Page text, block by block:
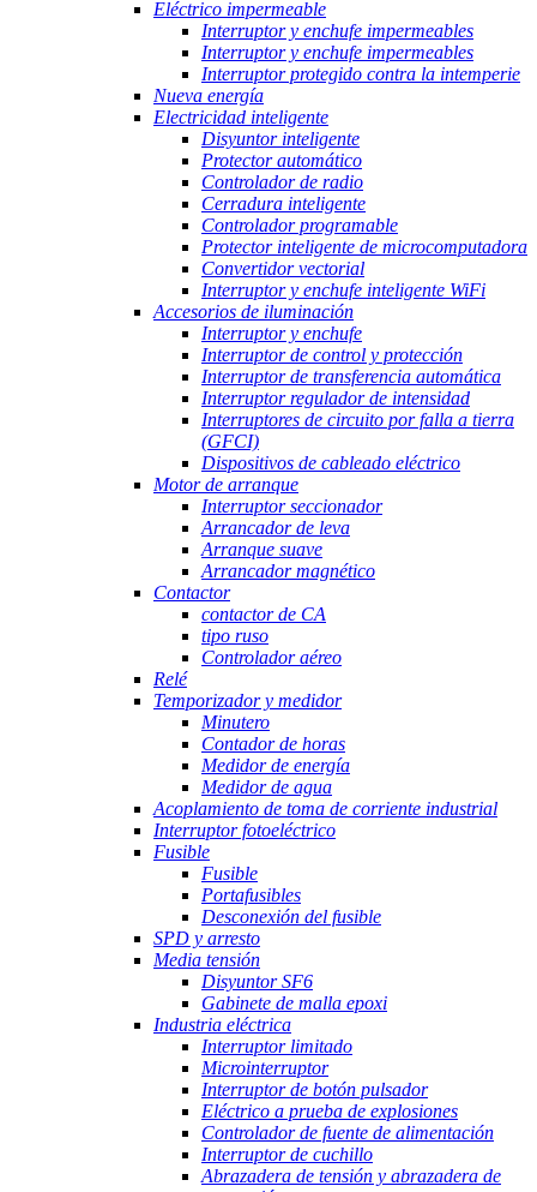
Eléctrico impermeable
Interruptor y enchufe impermeables
Interruptor y enchufe impermeables
Interruptor protegido contra la intemperie
Nueva energía
Electricidad inteligente
Disyuntor inteligente
Protector automático
Controlador de radio
Cerradura inteligente
Controlador programable
Protector inteligente de microcomputadora
Convertidor vectorial
Interruptor y enchufe inteligente WiFi
Accesorios de iluminación
Interruptor y enchufe
Interruptor de control y protección
Interruptor de transferencia automática
Interruptor regulador de intensidad
Interruptores de circuito por falla a tierra
(GFCI)
Dispositivos de cableado eléctrico
Motor de arranque
Interruptor seccionador
Arrancador de leva
Arranque suave
Arrancador magnético
Contactor
contactor de CA
tipo ruso
Controlador aéreo
Relé
Temporizador y medidor
Minutero
Contador de horas
Medidor de energía
Medidor de agua
Acoplamiento de toma de corriente industrial
Interruptor fotoeléctrico
Fusible
Fusible
Portafusibles
Desconexión del fusible
SPD y arresto
Media tensión
Disyuntor SF6
Gabinete de malla epoxi
Industria eléctrica
Interruptor limitado
Microinterruptor
Interruptor de botón pulsador
Eléctrico a prueba de explosiones
Controlador de fuente de alimentación
Interruptor de cuchillo
Abrazadera de tensión y abrazadera de